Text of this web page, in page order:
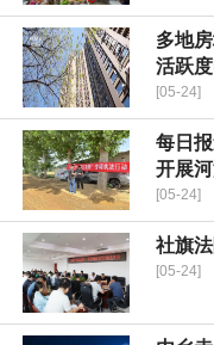
多地
活跃
[05-24]
每日
开展
[05-24]
社旗
[05-24]